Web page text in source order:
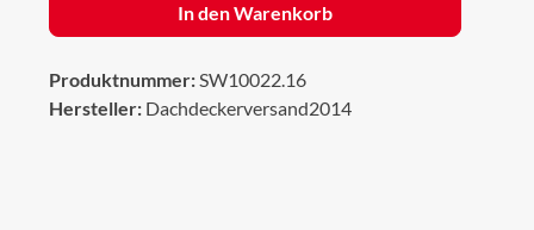
In den Warenkorb
Produktnummer:SW10022.16
Hersteller: Dachdeckerversand2014